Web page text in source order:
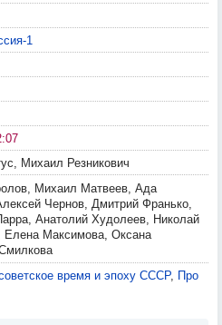
1
Михаил Резникович
Михаил Матвеев, Ада
Чернов, Дмитрий Франько,
Анатолий Худолеев, Николай
Елена Максимова, Оксана
время и эпоху СССР, Про